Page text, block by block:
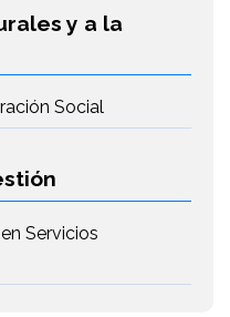
y a la
Social
Servicios